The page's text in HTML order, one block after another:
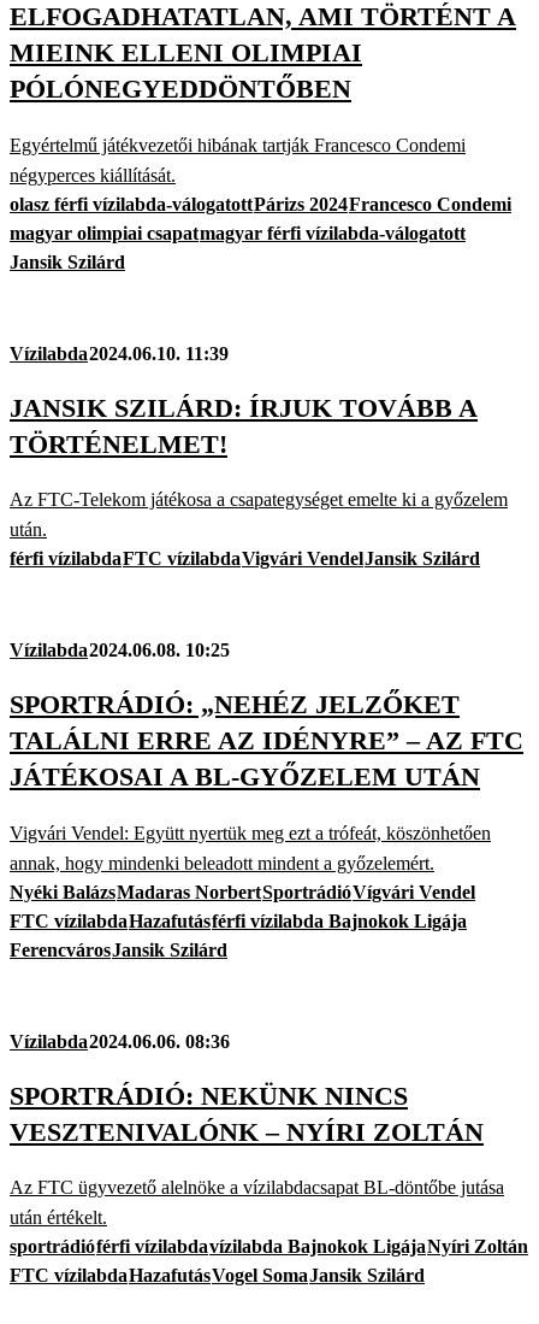
ELFOGADHATATLAN, AMI TÖRTÉNT A
MIEINK ELLENI OLIMPIAI
PÓLÓNEGYEDDÖNTŐBEN
Egyértelmű játékvezetői hibának tartják Francesco Condemi
négyperces kiállítását.
olasz férfi vízilabda-válogatottPárizs 2024Francesco Condemi
magyar olimpiai csapatmagyar férfi vízilabda-válogatott
Jansik Szilárd
Vízilabda2024.06.10. 11:39
JANSIK SZILÁRD: ÍRJUK TOVÁBB A
TÖRTÉNELMET!
Az FTC-Telekom játékosa a csapategységet emelte ki a győzelem
után.
férfi vízilabdaFTC vízilabdaVigvári VendelJansik Szilárd
Vízilabda2024.06.08. 10:25
SPORTRÁDIÓ: „NEHÉZ JELZŐKET
TALÁLNI ERRE AZ IDÉNYRE” – AZ FTC
JÁTÉKOSAI A BL-GYŐZELEM UTÁN
Vigvári Vendel: Együtt nyertük meg ezt a trófeát, köszönhetően
annak, hogy mindenki beleadott mindent a győzelemért.
Nyéki BalázsMadaras NorbertSportrádióVígvári Vendel
FTC vízilabdaHazafutásférfi vízilabda Bajnokok Ligája
FerencvárosJansik Szilárd
Vízilabda2024.06.06. 08:36
SPORTRÁDIÓ: NEKÜNK NINCS
VESZTENIVALÓNK – NYÍRI ZOLTÁN
Az FTC ügyvezető alelnöke a vízilabdacsapat BL-döntőbe jutása
után értékelt.
sportrádióférfi vízilabdavízilabda Bajnokok LigájaNyíri Zoltán
FTC vízilabdaHazafutásVogel SomaJansik Szilárd